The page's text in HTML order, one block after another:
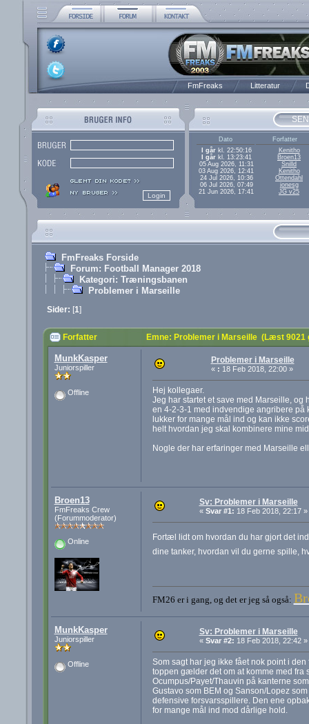
FmFreaks Litteratur
Dato
Forfatter
I gårkl. 22:50:16
Kenitho
I gårkl. 13:23:41
Broen13
05 Aug 2026, 11:31
Snilld
03 Aug 2026, 12:41
Kenitho
24 Jul 2026, 10:36
Ottendahl
06 Jul 2026, 07:49
jonesg
21 Jun 2026, 17:41
JG v25
FmFreaks Forside
Forum: Football Manager 2018
Kategori: Træningsbanen
Problemer i Marseille
Sider: [1]
Forfatter Emne: Problemer i Marseille (Læst 9021
MunkKasper
Juniorspiller
Offline
Problemer i Marseille
« : 18 Feb 2018, 22:00 »
Hej kollegaer.
Jeg har startet et save med Marseille,
en 4-2-3-1 med indvendige angribere på
lukker for mange mål ind og kan ikke
helt hvordan jeg skal kombinere mine
Nogle der har erfaringer med Marseille
Broen13
FmFreaks Crew
(Forummoderator)
Online
Sv: Problemer i Marseille
« Svar #1: 18 Feb 2018, 22:17 »
Fortæl lidt om hvordan du har gjort det
dine tanker, hvordan vil du gerne spille,
FM26 er i gang, og det er jeg så også:
MunkKasper
Juniorspiller
Offline
Sv: Problemer i Marseille
« Svar #2: 18 Feb 2018, 22:42 »
Som sagt har jeg ikke fået nok point i
toppen gælder det om at komme med fra
Ocumpus/Payet/Thauvin på kanterne
Gustavo som BEM og Sanson/Lopez
defensive forsvarsspillere. Den ene
for mange mål ind mod dårlige hold.